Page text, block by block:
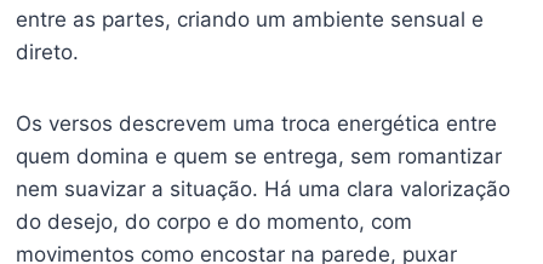
entre as partes, criando um ambiente sensual e
direto.
Os versos descrevem uma troca energética entre
quem domina e quem se entrega, sem romantizar
nem suavizar a situação. Há uma clara valorização
do desejo, do corpo e do momento, com
movimentos como encostar na parede, puxar